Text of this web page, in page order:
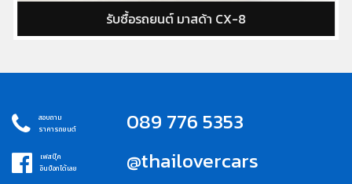
รับซื้อรถยนต์ มาสด้า CX-8
สอบถาม
ราคารถยนต์
089 776 5353
เฟสบุ๊ค
อินบ็อกได้เลย
@thailovercars